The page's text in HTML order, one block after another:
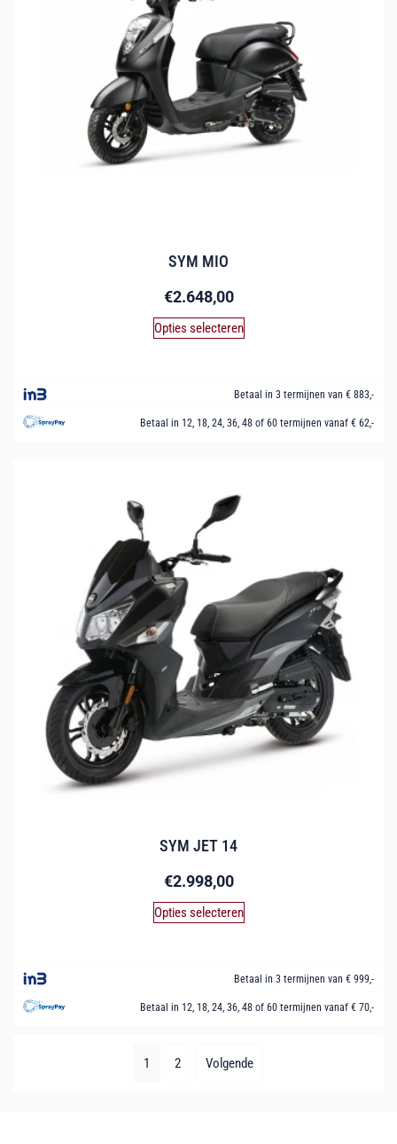
SYM MIO
€2.648,00
Opties selecteren
Betaal in 3 termijnen van € 883,-
Betaal in 12, 18, 24, 36, 48 of 60 termijnen vanaf € 62,-
SYM JET 14
€2.998,00
Opties selecteren
Betaal in 3 termijnen van € 999,-
Betaal in 12, 18, 24, 36, 48 of 60 termijnen vanaf € 70,-
1 2 Volgende